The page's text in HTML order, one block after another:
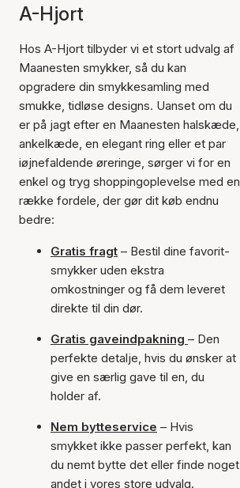
A-Hjort
Hos A-Hjort tilbyder vi et stort udvalg af
Maanesten smykker, så du kan
opgradere din smykkesamling med
smukke, tidløse designs. Uanset om du
er på jagt efter en Maanesten halskæde,
ankelkæde, en elegant ring eller et par
iøjnefaldende øreringe, sørger vi for en
enkel og tryg shoppingoplevelse med en
række fordele, der gør dit køb endnu
bedre:
Gratis fragt – Bestil dine favorit-
smykker uden ekstra
omkostninger og få dem leveret
direkte til din dør.
Gratis gaveindpakning – Den
perfekte detalje, hvis du ønsker at
give en særlig gave til en, du
holder af.
Nem bytteservice – Hvis
smykket ikke passer perfekt, kan
du nemt bytte det eller finde noget
andet i vores store udvalg.